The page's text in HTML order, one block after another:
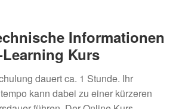
Informationen
Kurs
dauert ca. 1 Stunde. Ihr
kann dabei zu einer kürzeren